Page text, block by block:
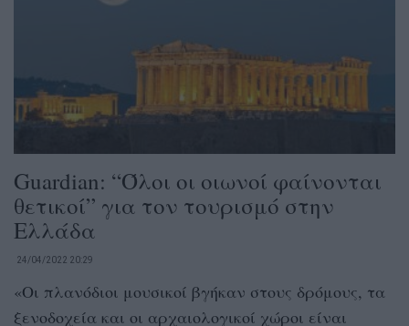
Guardian: “Όλοι οι οιωνοί φαίνονται
θετικοί” για τον τουρισμό στην
Ελλάδα
24/04/2022 20:29
«Οι πλανόδιοι μουσικοί βγήκαν στους δρόμους, τα
ξενοδοχεία και οι αρχαιολογικοί χώροι είναι